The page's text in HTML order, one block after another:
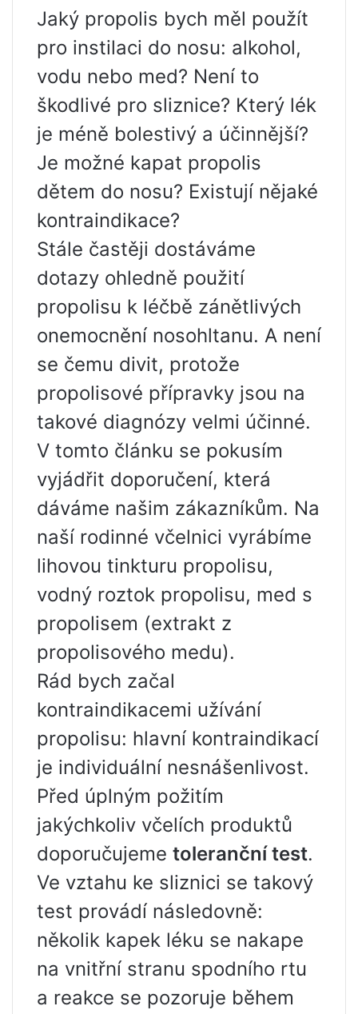
Jaký propolis bych měl použít
pro instilaci do nosu: alkohol,
vodu nebo med? Není to
škodlivé pro sliznice? Který lék
je méně bolestivý a účinnější?
Je možné kapat propolis
dětem do nosu? Existují nějaké
kontraindikace?
Stále častěji dostáváme
dotazy ohledně použití
propolisu k léčbě zánětlivých
onemocnění nosohltanu. A není
se čemu divit, protože
propolisové přípravky jsou na
takové diagnózy velmi účinné.
V tomto článku se pokusím
vyjádřit doporučení, která
dáváme našim zákazníkům. Na
naší rodinné včelnici vyrábíme
lihovou tinkturu propolisu,
vodný roztok propolisu, med s
propolisem (extrakt z
propolisového medu).
Rád bych začal
kontraindikacemi užívání
propolisu: hlavní kontraindikací
je individuální nesnášenlivost.
Před úplným požitím
jakýchkoliv včelích produktů
doporučujeme toleranční test.
Ve vztahu ke sliznici se takový
test provádí následovně:
několik kapek léku se nakape
na vnitřní stranu spodního rtu
a reakce se pozoruje během